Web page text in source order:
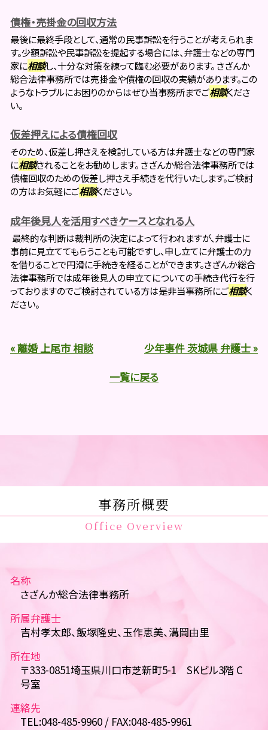
債権・売掛金の回収方法
最後に最終手段として、通常の民事訴訟を行うことが考えられま
す。少額訴訟や民事訴訟を提起する場合には、弁護士などの専門
家に相談し、十分な対策を練って臨む必要があります。 さざんか
総合法律事務所では売掛金や債権の回収の実績があります。この
ようなトラブルにお困りのからはぜひ当事務所までご相談くださ
い。
仮差押えによる債権回収
そのため、仮差し押さえを検討している方は弁護士などの専門家
に相談されることをお勧めします。 さざんか総合法律事務所では
債権回収のための仮差し押さえ手続きを代行いたします。ご検討
の方はお気軽にご相談ください。
成年後見人を活用すべきケースとなれる人
最終的な判断は裁判所の決定によって行われますが、弁護士に
事前に見立ててもらうことも可能ですし、申し立てに弁護士の力
を借りることで円滑に手続きを経ることができます。さざんか総合
法律事務所では成年後見人の申立てについての手続き代行を行
っておりますのでご検討されている方は是非当事務所にご相談く
ださい。
« 離婚 上尾市 相談
少年事件 茨城県 弁護士 »
一覧に戻る
事務所概要
Office Overview
名称
さざんか総合法律事務所
所属弁護士
吉村孝太郎、飯塚隆史、玉作恵美、溝岡由里
所在地
〒333-0851埼玉県川口市芝新町5-1 SKビル3階 C
号室
連絡先
TEL:048-485-9960 / FAX:048-485-9961